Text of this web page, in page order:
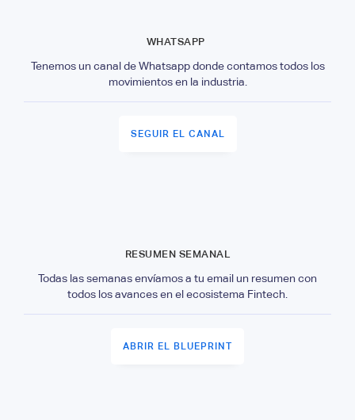
WHATSAPP
Tenemos un canal de Whatsapp donde contamos todos los
movimientos en la industria.
SEGUIR EL CANAL
RESUMEN SEMANAL
Todas las semanas envíamos a tu email un resumen con
todos los avances en el ecosistema Fintech.
ABRIR EL BLUEPRINT